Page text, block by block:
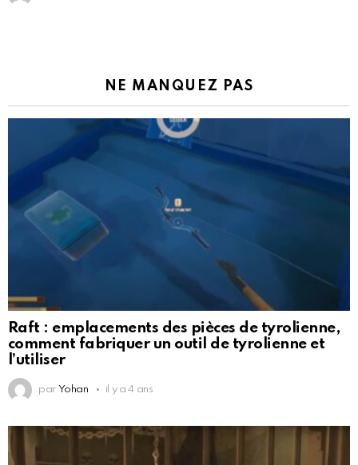
NE MANQUEZ PAS
Raft : emplacements des pièces de tyrolienne,
comment fabriquer un outil de tyrolienne et
l’utiliser
par Yohan il y a 4 ans